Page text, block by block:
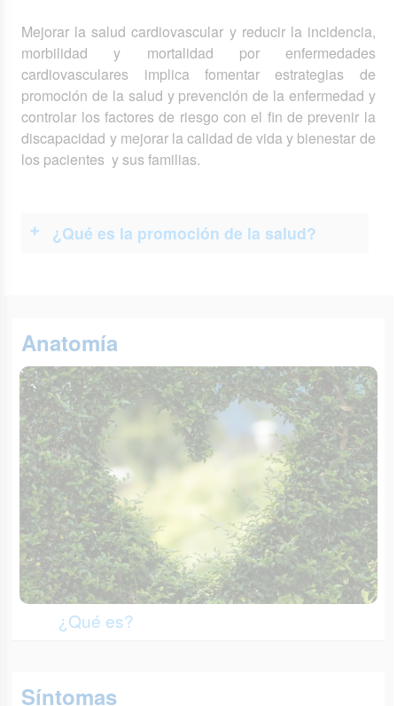
Mejorar la salud cardiovascular y reducir la incidencia,
morbilidad y mortalidad por enfermedades
cardiovasculares implica fomentar estrategias de
promoción de la salud y prevención de la enfermedad y
controlar los factores de riesgo con el fin de prevenir la
discapacidad y mejorar la calidad de vida y bienestar de
los pacientes y sus familias.
¿Qué es la promoción de la salud?
Anatomía
¿Qué es?
Síntomas